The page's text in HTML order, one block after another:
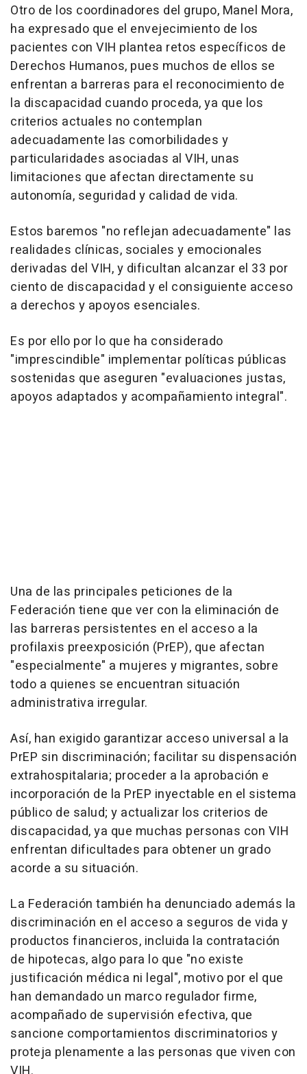
Otro de los coordinadores del grupo, Manel Mora,
ha expresado que el envejecimiento de los
pacientes con VIH plantea retos específicos de
Derechos Humanos, pues muchos de ellos se
enfrentan a barreras para el reconocimiento de
la discapacidad cuando proceda, ya que los
criterios actuales no contemplan
adecuadamente las comorbilidades y
particularidades asociadas al VIH, unas
limitaciones que afectan directamente su
autonomía, seguridad y calidad de vida.
Estos baremos "no reflejan adecuadamente" las
realidades clínicas, sociales y emocionales
derivadas del VIH, y dificultan alcanzar el 33 por
ciento de discapacidad y el consiguiente acceso
a derechos y apoyos esenciales.
Es por ello por lo que ha considerado
"imprescindible" implementar políticas públicas
sostenidas que aseguren "evaluaciones justas,
apoyos adaptados y acompañamiento integral".
Una de las principales peticiones de la
Federación tiene que ver con la eliminación de
las barreras persistentes en el acceso a la
profilaxis preexposición (PrEP), que afectan
"especialmente" a mujeres y migrantes, sobre
todo a quienes se encuentran situación
administrativa irregular.
Así, han exigido garantizar acceso universal a la
PrEP sin discriminación; facilitar su dispensación
extrahospitalaria; proceder a la aprobación e
incorporación de la PrEP inyectable en el sistema
público de salud; y actualizar los criterios de
discapacidad, ya que muchas personas con VIH
enfrentan dificultades para obtener un grado
acorde a su situación.
La Federación también ha denunciado además la
discriminación en el acceso a seguros de vida y
productos financieros, incluida la contratación
de hipotecas, algo para lo que "no existe
justificación médica ni legal", motivo por el que
han demandado un marco regulador firme,
acompañado de supervisión efectiva, que
sancione comportamientos discriminatorios y
proteja plenamente a las personas que viven con